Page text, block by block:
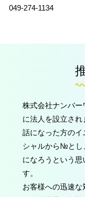
049-274-1134
株式会社ナンバー
に法人を設立さ
話になった方の
シャルから№とし
になろうという
す。
お客様への迅速な